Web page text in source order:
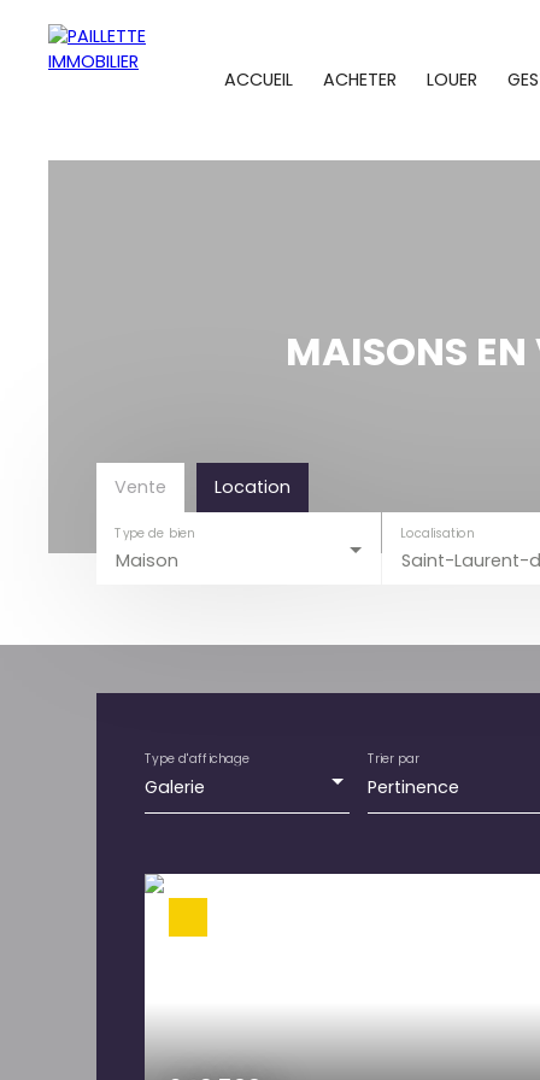
ACCUEIL ACHETER LOUER
MAISONS
Vente Location
Maison
Type de bien Localisation
Galerie
Type d'affichage
Pertinence
Trier par